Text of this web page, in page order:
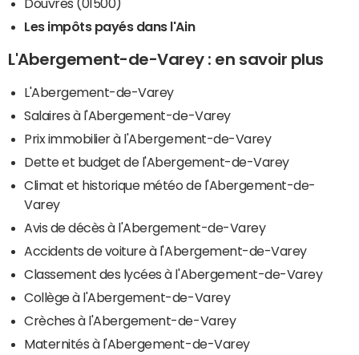
Douvres (01500)
Les impôts payés dans l'Ain
L'Abergement-de-Varey : en savoir plus
L'Abergement-de-Varey
Salaires à l'Abergement-de-Varey
Prix immobilier à l'Abergement-de-Varey
Dette et budget de l'Abergement-de-Varey
Climat et historique météo de l'Abergement-de-
Varey
Avis de décès à l'Abergement-de-Varey
Accidents de voiture à l'Abergement-de-Varey
Classement des lycées à l'Abergement-de-Varey
Collège à l'Abergement-de-Varey
Crèches à l'Abergement-de-Varey
Maternités à l'Abergement-de-Varey